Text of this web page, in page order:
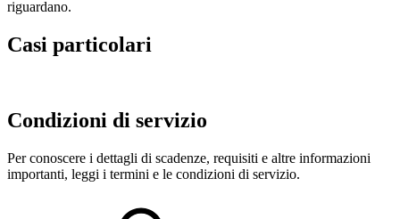
riguardano.
Casi particolari
Condizioni di servizio
Per conoscere i dettagli di scadenze, requisiti e altre informazioni
importanti, leggi i termini e le condizioni di servizio.